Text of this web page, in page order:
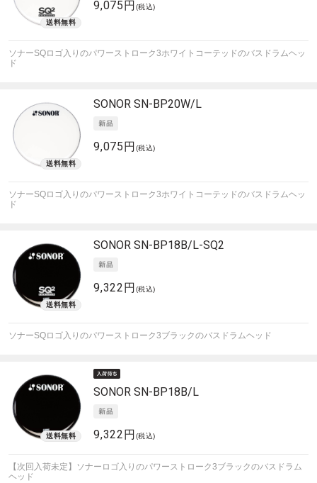
9,075円 (税込)
ソナーSQロゴ入りのパワーストローク3ホワイトコーテッドのバスドラムヘッ
ド
SONOR SN-BP20W/L
9,075円 (税込)
ソナーSQロゴ入りのパワーストローク3ホワイトコーテッドのバスドラムヘッ
ド
SONOR SN-BP18B/L-SQ2
9,322円 (税込)
ソナーSQロゴ入りのパワーストローク3ブラックのバスドラムヘッド
SONOR SN-BP18B/L
9,322円 (税込)
【次回入荷未定】ソナーロゴ入りのパワーストローク3ブラックのバスドラム
ヘッド